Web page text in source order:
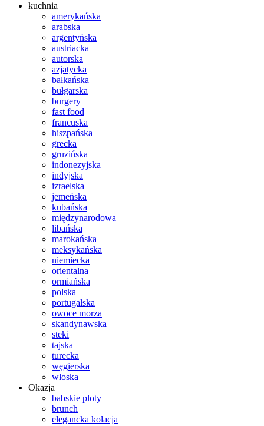
kuchnia
amerykańska
arabska
argentyńska
austriacka
autorska
azjatycka
bałkańska
bułgarska
burgery
fast food
francuska
hiszpańska
grecka
gruzińska
indonezyjska
indyjska
izraelska
jemeńska
kubańska
międzynarodowa
libańska
marokańska
meksykańska
niemiecka
orientalna
ormiańska
polska
portugalska
owoce morza
skandynawska
steki
tajska
turecka
węgierska
włoska
Okazja
babskie ploty
brunch
elegancka kolacja